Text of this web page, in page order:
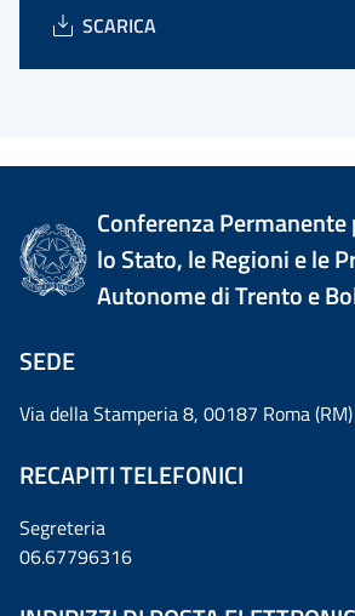
SCARICA
Conferenza
lo Stato, le Regioni e le
Autonome di Trento e
SEDE
Via della Stamperia 8, 00187 Roma (RM)
RECAPITI TELEFONICI
Segreteria
06.67796316